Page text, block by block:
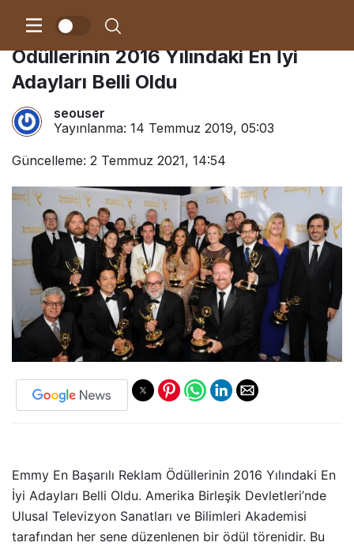
Emmy En Başarılı Reklam
Ödüllerinin 2016 Yılındaki En İyi
Adayları Belli Oldu
seouser
Yayınlanma: 14 Temmuz 2019, 05:03
Güncelleme: 2 Temmuz 2021, 14:54
Emmy En Başarılı Reklam Ödüllerinin 2016 Yılındaki En
İyi Adayları Belli Oldu. Amerika Birleşik Devletleri’nde
Ulusal Televizyon Sanatları ve Bilimleri Akademisi
tarafından her sene düzenlenen bir ödül törenidir. Bu